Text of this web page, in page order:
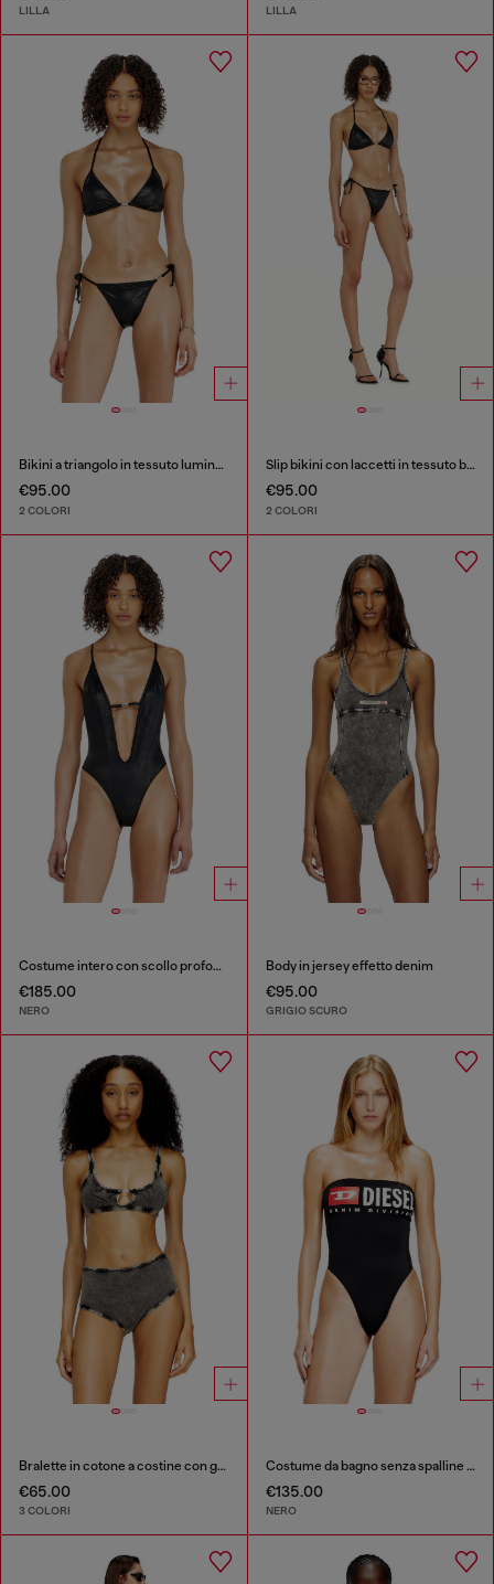
LILLA LILLA
Bikini a triangolo in tessuto luminoso
€95.00
2 COLORI
Slip bikini con laccetti in tessuto brillante
€95.00
2 COLORI
Costume intero con scollo profondo in tessuto brillante
€185.00
NERO
Body in jersey effetto denim
€95.00
GRIGIO SCURO
Bralette in cotone a costine con gioiello Oval D
€65.00
3 COLORI
Costume da bagno senza spalline con logo Diesel Denim Division
€135.00
NERO